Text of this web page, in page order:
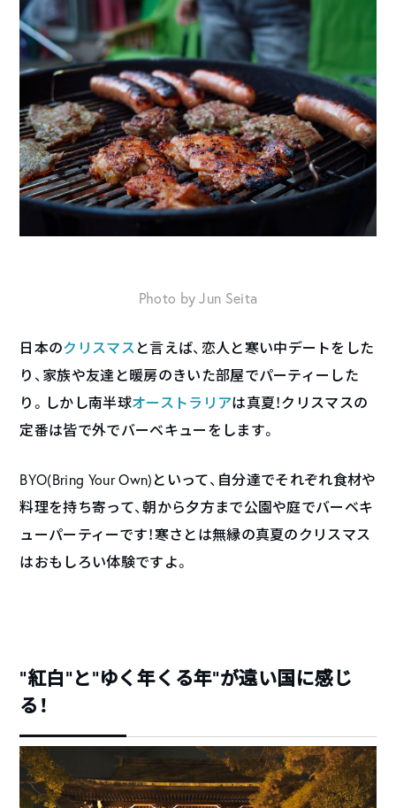
Photo by Jun Seita
日本のクリスマスと言えば、恋人と寒い中デートをした
り、家族や友達と暖房のきいた部屋でパーティーした
り。しかし南半球オーストラリアは真夏！クリスマスの
定番は皆で外でバーベキューをします。
BYO(Bring Your Own)といって、自分達でそれぞれ食材や
料理を持ち寄って、朝から夕方まで公園や庭でバーベキ
ューパーティーです！寒さとは無縁の真夏のクリスマス
はおもしろい体験ですよ。
“紅白”と”ゆく年くる年”が遠い国に感じ
る！